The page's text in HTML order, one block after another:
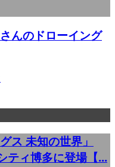
んのドローイング
ス 未知の世界」
ティ博多に登場【...